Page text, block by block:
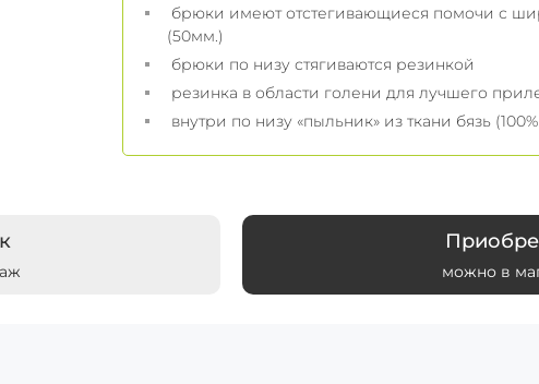
брюки имеют отстегивающиеся помочи с
брюки по низу стягиваются резинкой
резинка в области голени для лучшего
внутри по низу «пыльник» из ткани бязь (100%
можно в